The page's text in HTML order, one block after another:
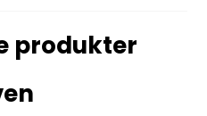
produkter